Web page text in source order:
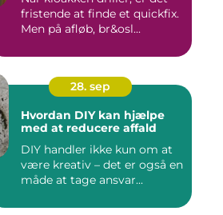
fristende at finde et quickfix.
Men på afløb, br&osl...
28. sep
Hvordan DIY kan hjælpe
med at reducere affald
DIY handler ikke kun om at
være kreativ – det er også en
måde at tage ansvar...